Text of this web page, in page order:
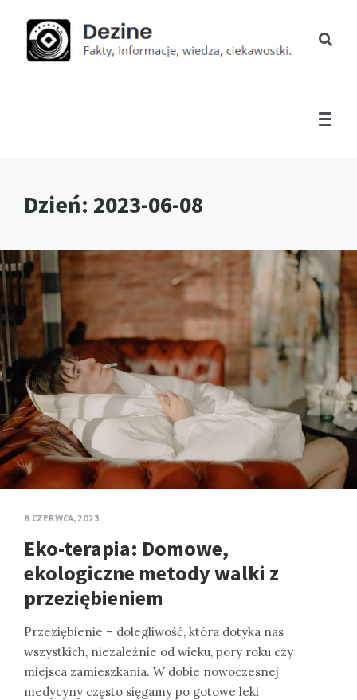
Dzień: 2023-06-08
8 CZERWCA, 2023
Eko-terapia: Domowe,
ekologiczne metody walki z
przeziębieniem
Przeziębienie – dolegliwość, która dotyka nas
wszystkich, niezależnie od wieku, pory roku czy
miejsca zamieszkania. W dobie nowoczesnej
medycyny często sięgamy po gotowe leki